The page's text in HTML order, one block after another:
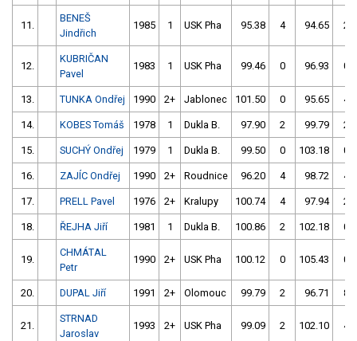
11.
BENEŠ
Jindřich
1985 1 USK Pha 95.38 4 94.65 2
12.
KUBRIČAN
Pavel
1983 1 USK Pha 99.46 0 96.93 0
13. TUNKA Ondřej 1990 2+ Jablonec 101.50 0 95.65 4
14. KOBES Tomáš 1978 1 Dukla B. 97.90 2 99.79 2
15. SUCHÝ Ondřej 1979 1 Dukla B. 99.50 0 103.18 0
16. ZAJÍC Ondřej 1990 2+ Roudnice 96.20 4 98.72 4
17. PRELL Pavel 1976 2+ Kralupy 100.74 4 97.94 2
18. ŘEJHA Jiří 1981 1 Dukla B. 100.86 2 102.18 0
19.
CHMÁTAL
Petr
1990 2+ USK Pha 100.12 0 105.43 0
20. DUPAL Jiří 1991 2+ Olomouc 99.79 2 96.71 8
21.
STRNAD
Jaroslav
1993 2+ USK Pha 99.09 2 102.10 4